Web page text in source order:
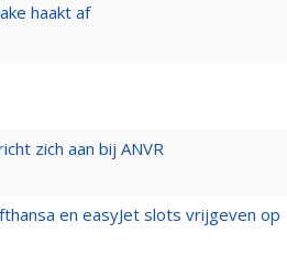
haakt af
zich aan bij ANVR
en easyJet slots vrijgeven op